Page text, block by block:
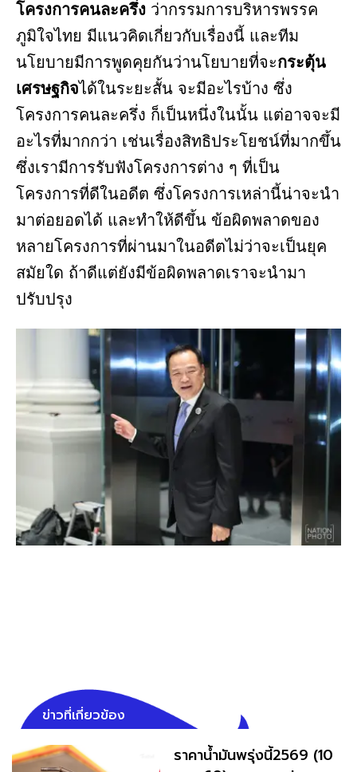
โครงการคนละครึ่ง ว่ากรรมการบริหารพรรค
ภูมิใจไทย มีแนวคิดเกี่ยวกับเรื่องนี้ และทีม
นโยบายมีการพูดคุยกันว่านโยบายที่จะกระตุ้น
เศรษฐกิจได้ในระยะสั้น จะมีอะไรบ้าง ซึ่ง
โครงการคนละครึ่ง ก็เป็นหนึ่งในนั้น แต่อาจจะมี
อะไรที่มากกว่า เช่นเรื่องสิทธิประโยชน์ที่มากขึ้น
ซึ่งเรามีการรับฟังโครงการต่าง ๆ ที่เป็น
โครงการที่ดีในอดีต ซึ่งโครงการเหล่านี้น่าจะนำ
มาต่อยอดได้ และทำให้ดีขึ้น ข้อผิดพลาดของ
หลายโครงการที่ผ่านมาในอดีตไม่ว่าจะเป็นยุค
สมัยใด ถ้าดีแต่ยังมีข้อผิดพลาดเราจะนำมา
ปรับปรุง
ข่าวที่เกี่ยวข้อง
ราคาน้ำมันพรุ่งนี้2569 (10